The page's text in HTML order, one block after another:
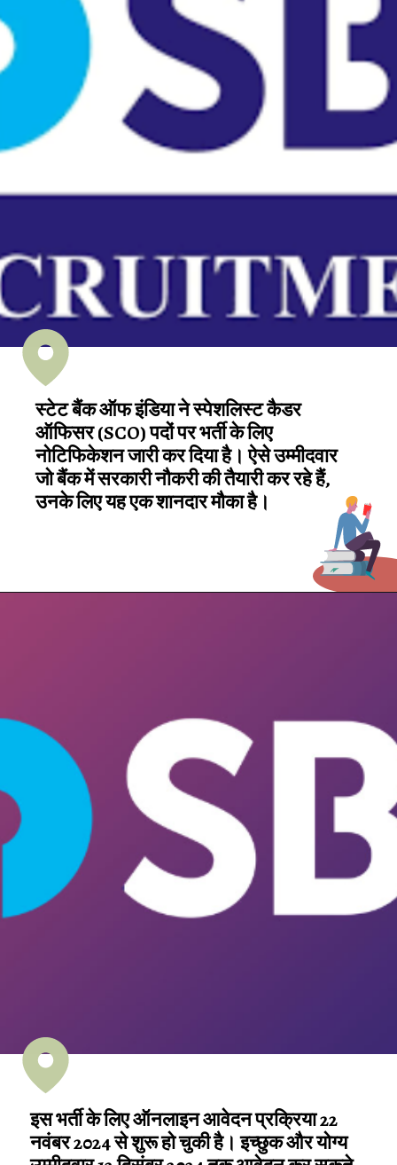
स्टेट बैंक ऑफ इंडिया ने स्पेशलिस्ट कैडर
ऑफिसर (SCO) पदों पर भर्ती के लिए
नोटिफिकेशन जारी कर दिया है। ऐसे उम्मीदवार
जो बैंक में सरकारी नौकरी की तैयारी कर रहे हैं,
उनके लिए यह एक शानदार मौका है।
इस भर्ती के लिए ऑनलाइन आवेदन प्रक्रिया 22
नवंबर 2024 से शुरू हो चुकी है। इच्छुक और योग्य